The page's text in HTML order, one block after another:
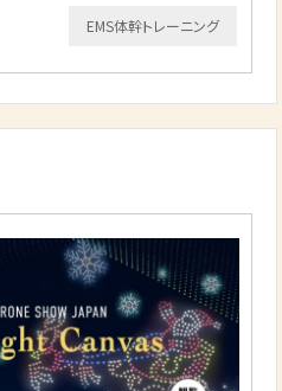
EMS体幹トレーニング